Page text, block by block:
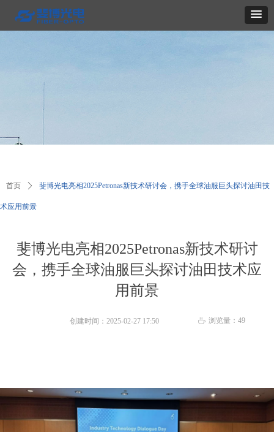
斐博光电亮相2025Petronas新技术研讨
会，携手全球油服巨头探讨油田技术应
用前景
首页 ꄲ 斐博光电亮相2025Petronas新技术研讨会，携手全球油服巨头探讨油田技
术应用前景
ꄘ 浏览量： 49
创建时间： 2025-02-27 17:50